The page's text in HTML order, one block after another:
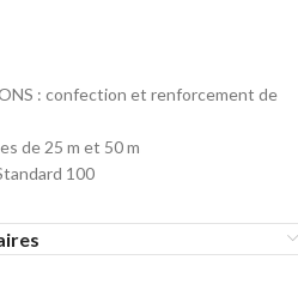
: confection et renforcement de
de 25 m et 50 m
100